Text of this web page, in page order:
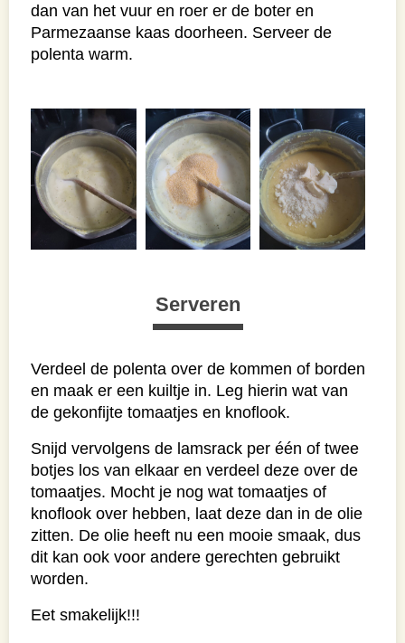
dan van het vuur en roer er de boter en
Parmezaanse kaas doorheen. Serveer de
polenta warm.
Serveren
Verdeel de polenta over de kommen of borden
en maak er een kuiltje in. Leg hierin wat van
de gekonfijte tomaatjes en knoflook.
Snijd vervolgens de lamsrack per één of twee
botjes los van elkaar en verdeel deze over de
tomaatjes. Mocht je nog wat tomaatjes of
knoflook over hebben, laat deze dan in de olie
zitten. De olie heeft nu een mooie smaak, dus
dit kan ook voor andere gerechten gebruikt
worden.
Eet smakelijk!!!